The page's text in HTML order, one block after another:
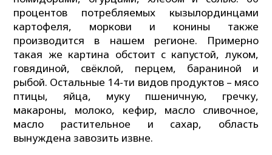
процентов потребляемых кызылординцами
картофеля, моркови и конины также
производится в нашем регионе. Примерно
такая же картина обстоит с капустой, луком,
говядиной, свёклой, перцем, бараниной и
рыбой. Остальные 14-ти видов продуктов – мясо
птицы, яйца, муку пшеничную, гречку,
макароны, молоко, кефир, масло сливочное,
масло растительное и сахар, область
вынуждена завозить извне.